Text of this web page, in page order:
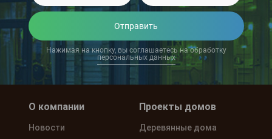
Отправить
Нажимая на кнопку, вы соглашаетесь на обработку
персональных данных
О компании
Новости
Проекты домов
Деревянные дома